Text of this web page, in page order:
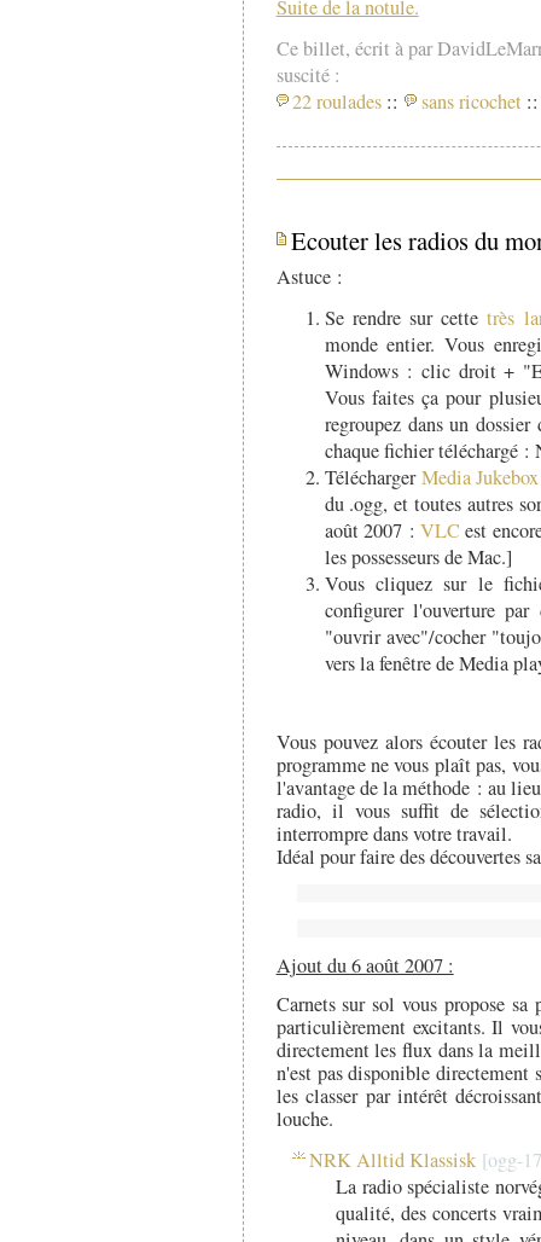
Suite de la notule.
Ce billet, écrit à par
suscité :
22 roulades :: sans ricochet ::
Ecouter les radios du
Astuce :
Se rendre sur cettetrès
monde entier. Vous
Windows : clic droit +
Vous faites ça pour
regroupez dans un
chaque fichier téléchargé :
TéléchargerMedia Jukebox
du .ogg, et toutes autres
août 2007 : VLC est
les possesseurs de Mac.]
Vous cliquez sur le
configurer l'ouverture
"ouvrir avec"/cocher
vers la fenêtre de Media
Vous pouvez alors écouter les
programme ne vous plaît pas,
l'avantage de la méthode : au
radio, il vous suffit de
interrompre dans votre travail.
Idéal pour faire des découvertes
Ajout du 6 août 2007 :
Carnets sur sol vous propose
particulièrement excitants. Il
directement les flux dans la
n'est pas disponible directement
les classer par intérêt
louche.
NRK Alltid Klassisk
La radio spécialiste
qualité, des concerts